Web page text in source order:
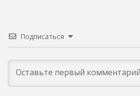
Подписаться